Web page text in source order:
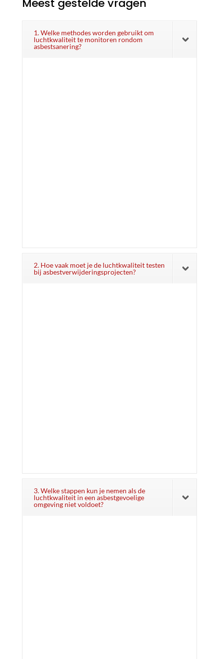
Meest gestelde vragen
1. Welke methodes worden gebruikt om
luchtkwaliteit te monitoren rondom
asbestsanering?
2. Hoe vaak moet je de luchtkwaliteit testen
bij asbestverwijderingsprojecten?
3. Welke stappen kun je nemen als de
luchtkwaliteit in een asbestgevoelige
omgeving niet voldoet?